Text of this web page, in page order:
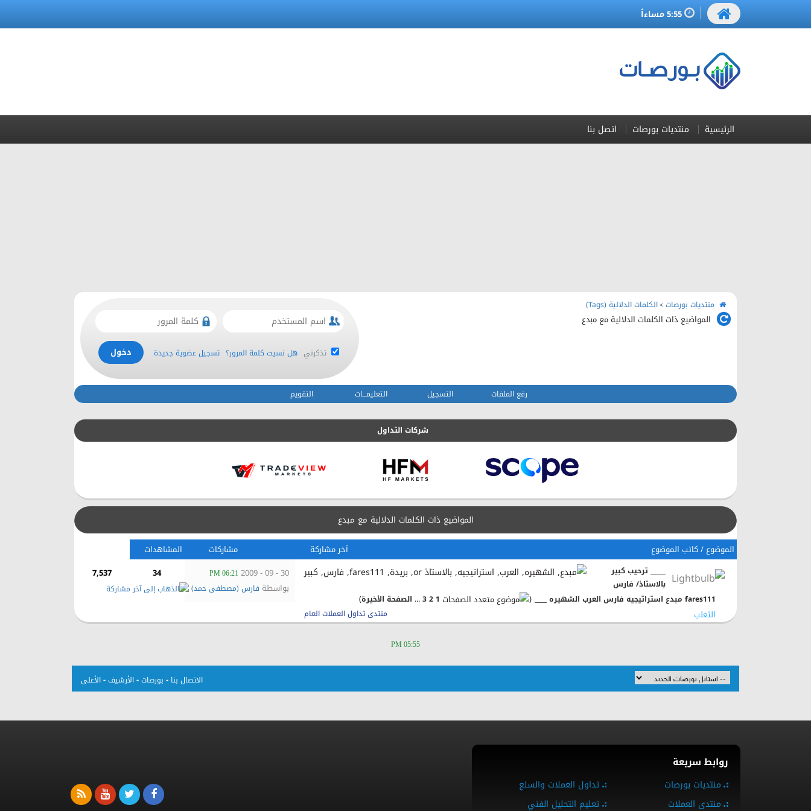
الرئيسية منتديات بورصات اتصل بنا
منتديات بورصات >الكلمات الدلالية (Tags)
المواضيع ذات الكلمات الدلالية مع مبدع
تذكرني هل نسيت كلمة المرور؟ تسجيل عضوية جديدة
رفع الملفات التسجيل التعليمـــات التقويم
شركات التداول
المواضيع ذات الكلمات الدلالية مع مبدع
الموضوع / كاتب الموضوع
آخر مشاركة مشاركات المشاهدات
_____ ترحيب كبير
بالاستاذ/ فارس
fares111 مبدع استراتيجيه فارس العرب الشهيره ____
‏
(
1
2
3
... الصفحة الأخيرة)
الثعلب
منتدى تداول العملات العام
30 - 09 - 2009
06:21 PM
بواسطة فارس (مصطفى حمد)
34
7,537
05:55 PM
الاتصال بنا - بورصات-الأرشيف-الأعلى
روابط سريعة
منتديات بورصات
تداول العملات والسلع
منتدى العملات
تعليم التحليل الفني